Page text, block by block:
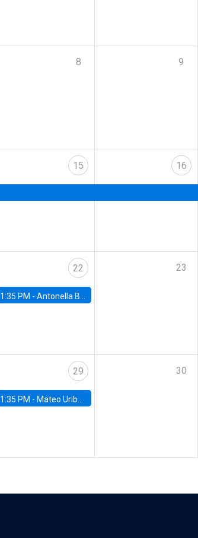
8 9
15 16
22
1:35 PM -Antonella Bancalari, Institute for Fiscal Studies (IFS) and Research Associate at University College London (UCL)
23
29
1:35 PM - Mateo Uribe-Castro, Universidad de los Andes (Colombia)
30